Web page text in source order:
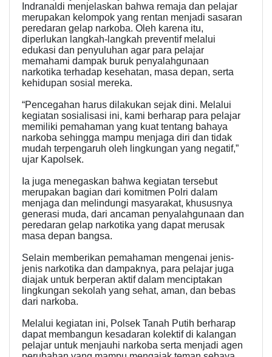
Indranaldi menjelaskan bahwa remaja dan pelajar
merupakan kelompok yang rentan menjadi sasaran
peredaran gelap narkoba. Oleh karena itu,
diperlukan langkah-langkah preventif melalui
edukasi dan penyuluhan agar para pelajar
memahami dampak buruk penyalahgunaan
narkotika terhadap kesehatan, masa depan, serta
kehidupan sosial mereka.
“Pencegahan harus dilakukan sejak dini. Melalui
kegiatan sosialisasi ini, kami berharap para pelajar
memiliki pemahaman yang kuat tentang bahaya
narkoba sehingga mampu menjaga diri dan tidak
mudah terpengaruh oleh lingkungan yang negatif,”
ujar Kapolsek.
Ia juga menegaskan bahwa kegiatan tersebut
merupakan bagian dari komitmen Polri dalam
menjaga dan melindungi masyarakat, khususnya
generasi muda, dari ancaman penyalahgunaan dan
peredaran gelap narkotika yang dapat merusak
masa depan bangsa.
Selain memberikan pemahaman mengenai jenis-
jenis narkotika dan dampaknya, para pelajar juga
diajak untuk berperan aktif dalam menciptakan
lingkungan sekolah yang sehat, aman, dan bebas
dari narkoba.
Melalui kegiatan ini, Polsek Tanah Putih berharap
dapat membangun kesadaran kolektif di kalangan
pelajar untuk menjauhi narkoba serta menjadi agen